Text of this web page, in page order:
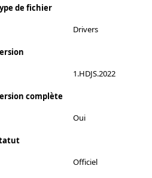
de fichier
Drivers
1.HDJS.2022
complète
Oui
Officiel